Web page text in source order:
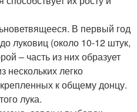
В первый год
луковиц (около 10-12 штук,
– часть из них образует
нескольких легко
к общему донцу.
лука.